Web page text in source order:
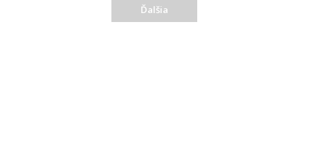
Ďalšia